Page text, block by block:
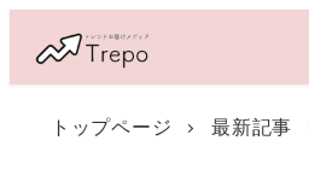
トップページ 最新記事